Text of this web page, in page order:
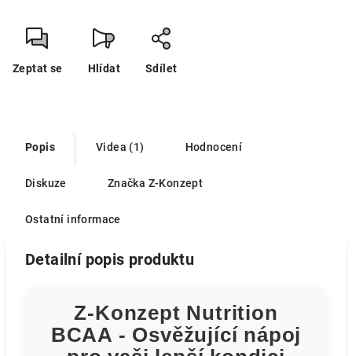
Zeptat se Hlídat Sdílet
Popis Videa (1) Hodnocení
Diskuze Značka Z-Konzept
Ostatní informace
Detailní popis produktu
Z-Konzept Nutrition
BCAA - Osvěžující nápoj